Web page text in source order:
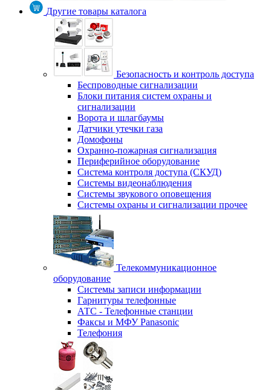
Другие товары каталога
Безопасность и контроль доступа
Беспроводные сигнализации
Блоки питания систем охраны и
сигнализации
Ворота и шлагбаумы
Датчики утечки газа
Домофоны
Охранно-пожарная сигнализация
Периферийное оборудование
Система контроля доступа (СКУД)
Системы видеонаблюдения
Системы звукового оповещения
Системы охраны и сигнализации прочее
Телекоммуникационное
оборудование
Системы записи информации
Гарнитуры телефонные
АТС - Телефонные станции
Факсы и МФУ Panasonic
Телефония